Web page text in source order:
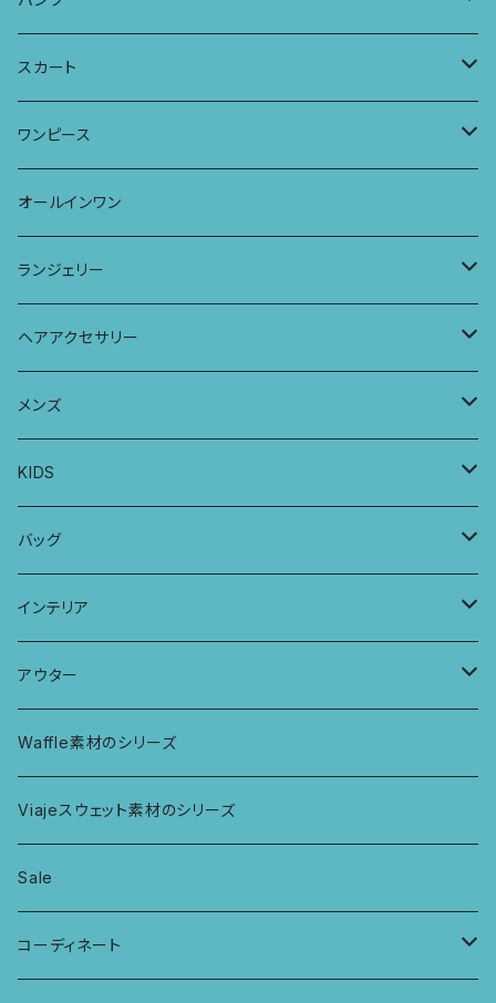
パーカー
ワンピース
サーフパンツ
ドレス
ストール
タンクトップ
キャミソール
ワイドTシャツ
チュニックTシャツ
七分袖トップス
ラグランスリーブトップス
アラジンパンツ
ポケット付きアラジンパンツ
ワイドパンツ
ポケット付きワイドパンツ
レギンス
バブーチャ
スカート
マキシスカート
ワンピース
ワンピース
オールインワン
スリップワンピース
ビルヘンワンピース
半袖ワンピース
オールインワン
ランジェリー
ブラ
ヨガトップ
カシュクールブラ
ショーツ
プレーンショーツ
ボンバチャショーツ
総レースショーツ
レディースボクサー
ヘアアクセサリー
リボンシュシュ
シュシュ
ヘアターバン
三つ編み紐
メンズ
メンズボクサー
パンツ
トップス
KIDS
KIDS 羽根つきTシャツ
KIDS Tシャツ
KIDS ロングスリーブトップス
KIDS ラグランスリーブ長袖トップス
KIDS アラジンパンツ
KIDS ジョギングパンツ
KIDS レギンス
バッグ
PCケース
マルシェバッグ
インテリア
カーテン
ラグ
なべつかみ
プフ
アウター
パーカー
ジャケット
Waffle素材のシリーズ
Viajeスウェット素材のシリーズ
Sale
コーディネート